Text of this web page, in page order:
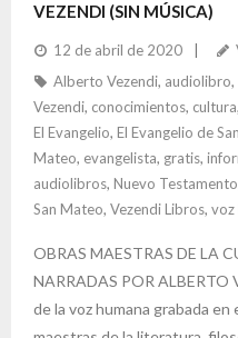
o
o
k
t
n
VEZENDI (SIN MÚSICA)
12 de abril de 2020
Alberto Vezendi, audiolibro,
Vezendi, conocimientos, cultura,
El Evangelio, El Evangelio de
Mateo, evangelista, gratis,
audiolibros, Nuevo Testamento
San Mateo, Vezendi Libros, voz
OBRAS MAESTRAS DE LA
NARRADAS POR ALBERTO
de la voz humana grabada